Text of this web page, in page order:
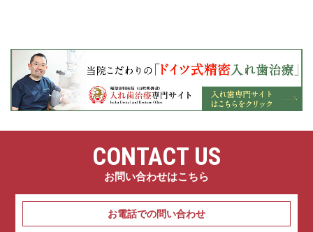
CONTACT US
お問い合わせはこちら
お電話での問い合わせ